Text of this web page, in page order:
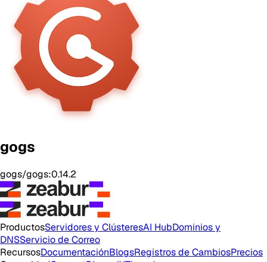
gogs
gogs/gogs:0.14.2
ProductosServidores y ClústeresAI HubDominios y
DNSServicio de Correo
RecursosDocumentaciónBlogsRegistros de CambiosPrecios